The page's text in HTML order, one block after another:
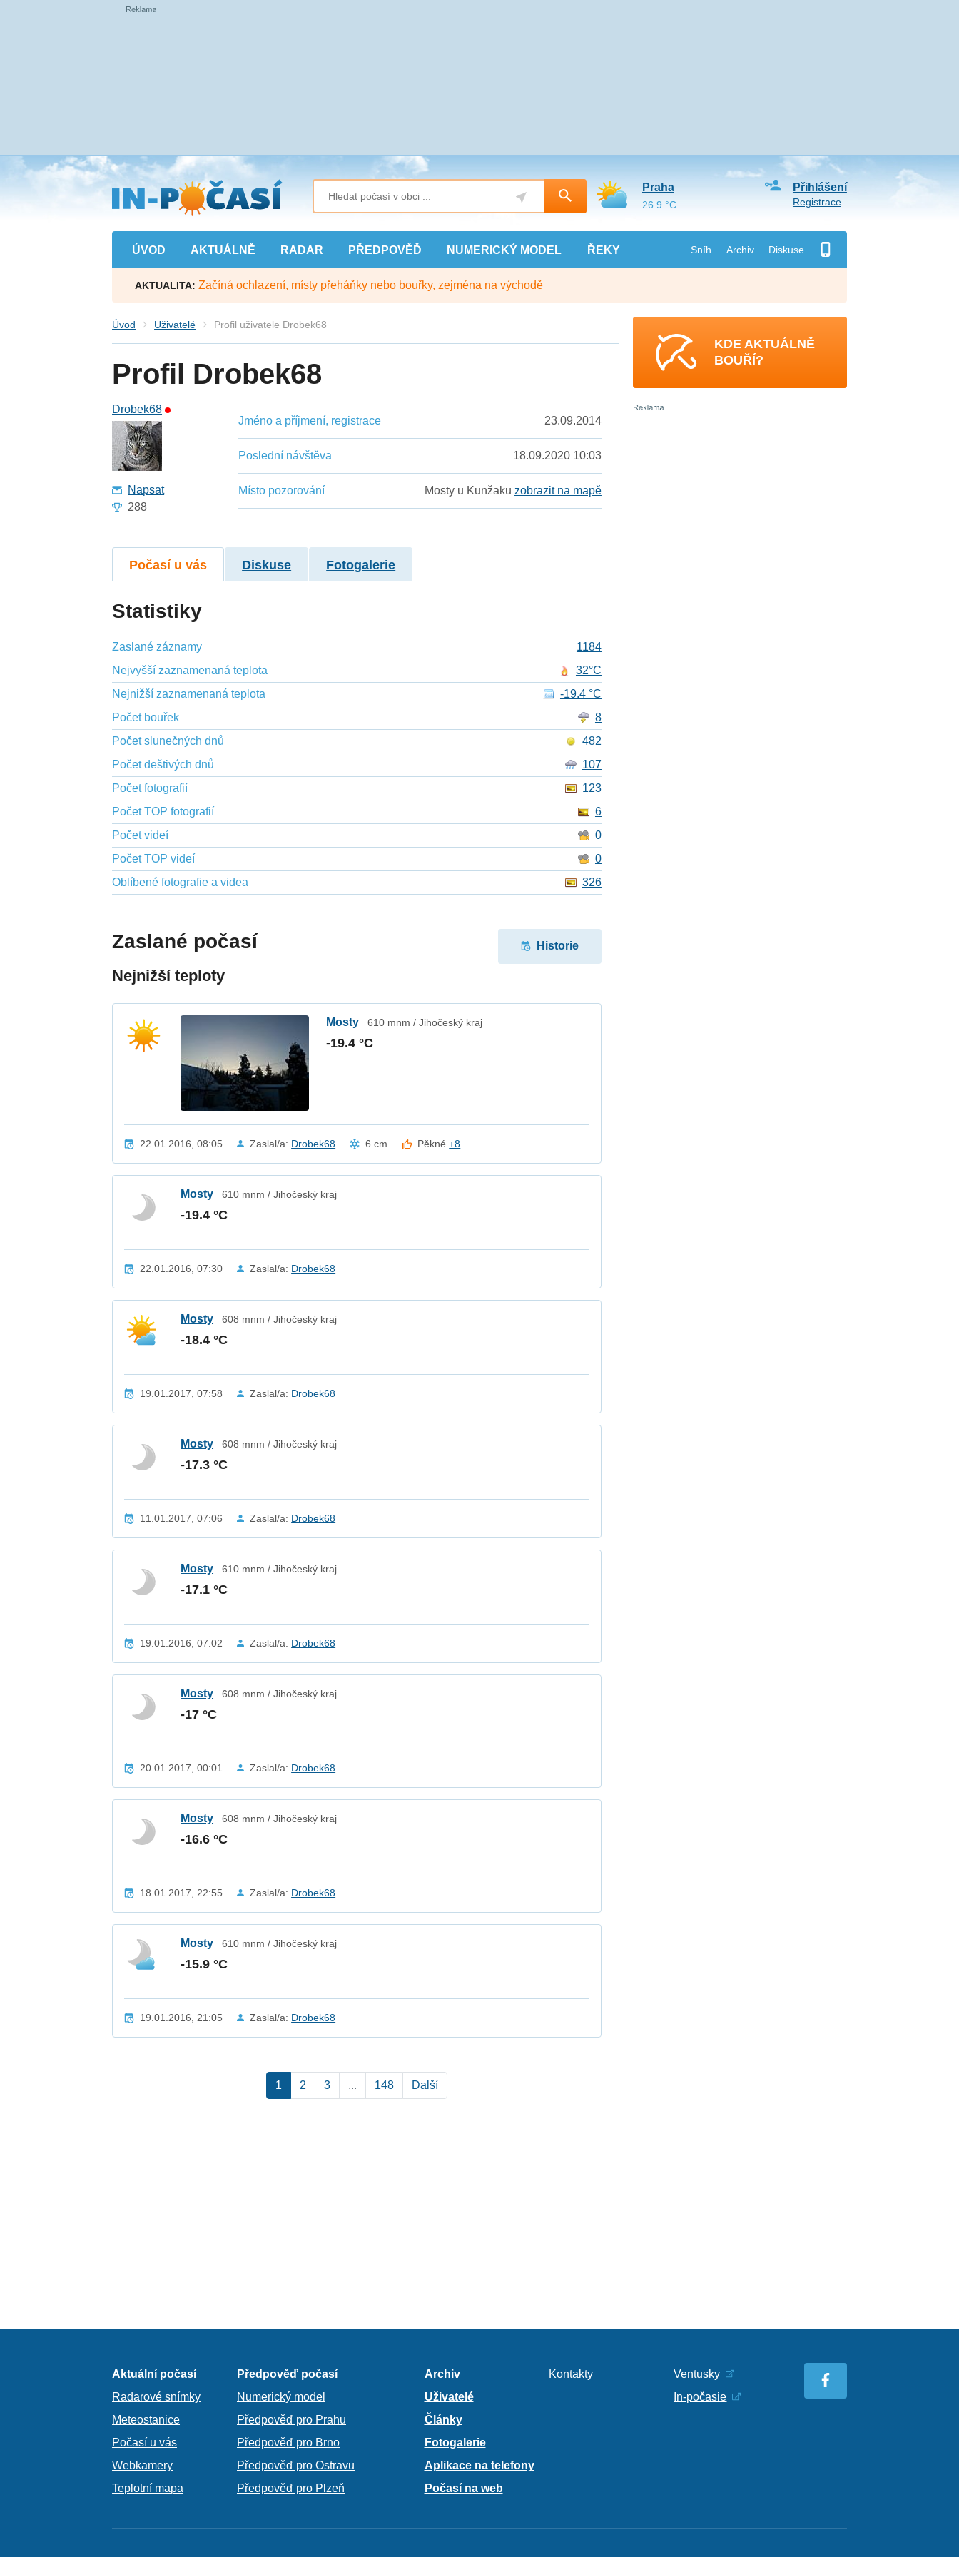
Přejít
na
hlavní
obsah
ÚVOD AKTUÁLNĚ RADAR PŘEDPOVĚĎ NUMERICKÝ MODEL ŘEKY Sníh Archiv Diskuse
Přihlášení
Registrace
Praha
26.9 °C
AKTUALITA: Začíná ochlazení, místy přeháňky nebo bouřky, zejména na východě
Úvod Uživatelé Profil uživatele Drobek68
Profil Drobek68
Drobek68
Napsat
288
Jméno a příjmení, registrace 23.09.2014
Poslední návštěva 18.09.2020 10:03
Místo pozorování Mosty u Kunžaku zobrazit na mapě
Počasí u vás Diskuse Fotogalerie
Statistiky
Zaslané záznamy
1184
Nejvyšší zaznamenaná teplota
32°C
Nejnižší zaznamenaná teplota
-19.4 °C
Počet bouřek
8
Počet slunečných dnů
482
Počet deštivých dnů
107
Počet fotografií
123
Počet TOP fotografií
6
Počet videí
0
Počet TOP videí
0
Oblíbené fotografie a videa
326
Zaslané počasí
Nejnižší teploty
Historie
Mosty 610 mnm / Jihočeský kraj
-19.4 °C
22.01.2016, 08:05 Zaslal/a: Drobek68 6 cm Pěkné+8
Mosty 610 mnm / Jihočeský kraj
-19.4 °C
22.01.2016, 07:30 Zaslal/a: Drobek68
Mosty 608 mnm / Jihočeský kraj
-18.4 °C
19.01.2017, 07:58 Zaslal/a: Drobek68
Mosty 608 mnm / Jihočeský kraj
-17.3 °C
11.01.2017, 07:06 Zaslal/a: Drobek68
Mosty 610 mnm / Jihočeský kraj
-17.1 °C
19.01.2016, 07:02 Zaslal/a: Drobek68
Mosty 608 mnm / Jihočeský kraj
-17 °C
20.01.2017, 00:01 Zaslal/a: Drobek68
Mosty 608 mnm / Jihočeský kraj
-16.6 °C
18.01.2017, 22:55 Zaslal/a: Drobek68
Mosty 610 mnm / Jihočeský kraj
-15.9 °C
19.01.2016, 21:05 Zaslal/a: Drobek68
1 2 3 ... 148 Další
KDE AKTUÁLNĚ
BOUŘÍ?
Aktuální počasí
Radarové snímky
Meteostanice
Počasí u vás
Webkamery
Teplotní mapa
Předpověď počasí
Numerický model
Předpověď pro Prahu
Předpověď pro Brno
Předpověď pro Ostravu
Předpověď pro Plzeň
Archiv
Uživatelé
Články
Fotogalerie
Aplikace na telefony
Počasí na web
Kontakty
Ventusky
In-počasie